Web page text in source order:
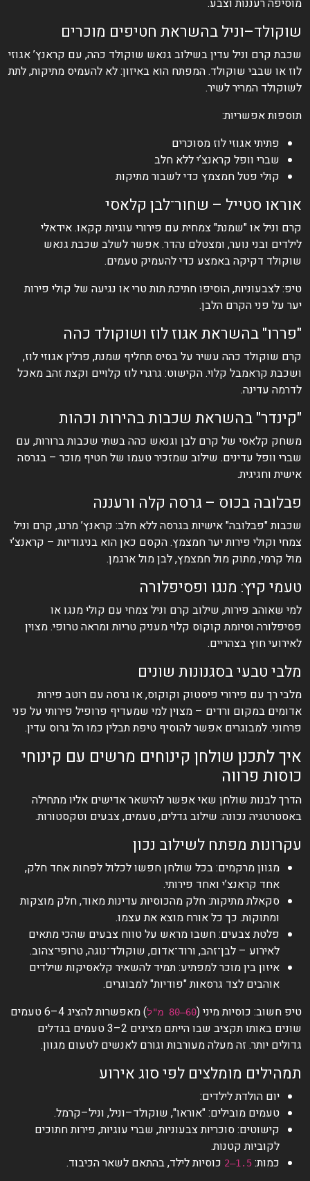
מוסיפה רעננות וצבע.
שוקולד–וניל בהשראת חטיפים מוכרים
שכבת קרם וניל עדין בשילוב גנאש שוקולד כהה, עם קראנץ’ אגוזי
לוז או שבבי שוקולד. המפתח הוא באיזון: לא להעמיס מתיקות, לתת
לשוקולד המריר לשיר.
תוספות אפשריות:
פתיתי אגוזי לוז מסוכרים
שברי וופל קראנצ’י ללא חלב
קולי פטל חמצמץ כדי לשבור מתיקות
אוראו סטייל – שחור־לבן קלאסי
קרם וניל או "שמנת" צמחית עם פירורי עוגיות קקאו. אידאלי
לילדים ובני נוער, ומצטלם נהדר. אפשר לשלב שכבת גנאש
שוקולד דקיקה באמצע כדי להעמיק טעמים.
טיפ: לצבעוניות, הוסיפו חתיכת תות טרי או נגיעה של קולי פירות
יער על פני הקרם הלבן.
"פררו" בהשראת אגוז לוז ושוקולד כהה
קרם שוקולד כהה עשיר על בסיס תחליף שמנת, פרלין אגוזי לוז,
ושכבת קראמבל קלוי. הקישוט: גרגרי לוז קלויים וקצת זהב מאכל
לדרמה עדינה.
"קינדר" בהשראת שכבות בהירות וכהות
משחק קלאסי של קרם לבן וגנאש כהה בשתי שכבות ברורות, עם
שברי וופל עדינים. שילוב שמזכיר טעמו של חטיף מוכר – בגרסה
אישית וחגיגית.
פבלובה בכוס – גרסה קלה ורעננה
שכבות "פבלובה" אישיות בגרסה ללא חלב: קראנץ’ מרנג, קרם וניל
צמחי וקולי פירות יער חמצמץ. הקסם כאן הוא בניגודיות – קראנצ’י
מול קרמי, מתוק מול חמצמץ, לבן מול ארגמן.
טעמי קיץ: מנגו ופסיפלורה
למי שאוהב פירות, שילוב קרם וניל צמחי עם קולי מנגו או
פסיפלורה וסיומת קוקוס קלוי מעניק טריות ומראה טרופי. מצוין
לאירועי חוץ בצהריים.
מלבי טבעי בסגנונות שונים
מלבי רך עם פירורי פיסטוק וקוקוס, או גרסה עם רוטב פירות
אדומים במקום ורדים – מצוין למי שמעדיף פרופיל פירותי על פני
פרחוני. למבוגרים אפשר להוסיף טיפת תבלין כמו הל גרוס עדין.
איך לתכנן שולחן קינוחים מרשים עם קינוחי
כוסות פרווה
הדרך לבנות שולחן שאי אפשר להישאר אדישים אליו מתחילה
באסטרטגיה נכונה: שילוב גדלים, טעמים, צבעים וטקסטורות.
עקרונות מפתח לשילוב נכון
מגוון מרקמים: בכל שולחן חפשו לכלול לפחות אחד חלק,
אחד קראנצ’י ואחד פירותי.
סקאלת מתיקות: חלק מהכוסיות עדינות מאוד, חלק מוצקות
ומתוקות. כך כל אורח מוצא את עצמו.
פלטת צבעים: חשבו מראש על טווח צבעים שהכי מתאים
לאירוע – לבן־זהב, ורוד־אדום, שוקולד־נוגה, טרופי־צהוב.
איזון בין מוכר למפתיע: תמיד להשאיר קלאסיקות שילדים
אוהבים לצד גרסאות "פודיות" למבוגרים.
טיפ חשוב: כוסיות מיני (60–80 מ"ל
) מאפשרות להציג 4–6 טעמים
שונים באותו תקציב שבו הייתם מציגים 2–3 טעמים בגדלים
גדולים יותר. זה מעלה מעורבות וגורם לאנשים לטעום מגוון.
תמהילים מומלצים לפי סוג אירוע
יום הולדת לילדים:
טעמים מובילים: "אוראו", שוקולד–וניל, וניל–קרמל.
קישוטים: סוכריות צבעוניות, שברי עוגיות, פירות חתוכים
לקוביות קטנות.
כמות: 1.5–2
כוסיות לילד, בהתאם לשאר הכיבוד.